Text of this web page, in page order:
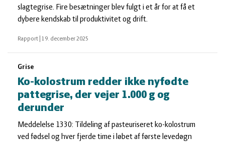
slagtegrise. Fire besætninger blev fulgt i et år for at få et
dybere kendskab til produktivitet og drift.
Rapport 19. december 2025
Grise
Ko-kolostrum redder ikke nyfødte
pattegrise, der vejer 1.000 g og
derunder
Meddelelse 1330: Tildeling af pasteuriseret ko-kolostrum
ved fødsel og hver fjerde time i løbet af første levedøgn